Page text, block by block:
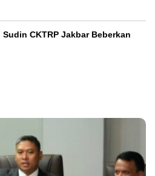
CKTRP Jakbar Beberkan